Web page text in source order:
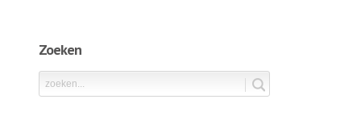
Zoeken